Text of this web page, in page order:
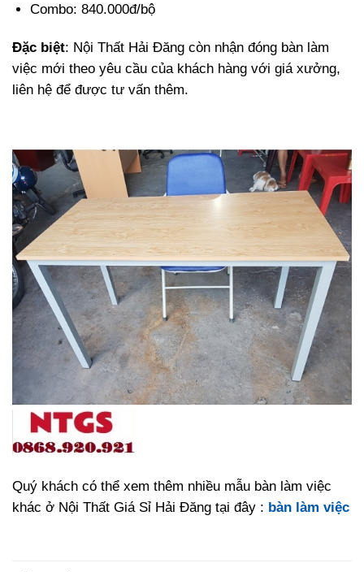
Combo: 840.000đ/bộ
Đặc biệt: Nội Thất Hải Đăng còn nhận đóng bàn làm
việc mới theo yêu cầu của khách hàng với giá xưởng,
liên hệ để được tư vấn thêm.
Quý khách có thể xem thêm nhiều mẫu bàn làm việc
khác ở Nội Thất Giá Sỉ Hải Đăng tại đây : bàn làm việc